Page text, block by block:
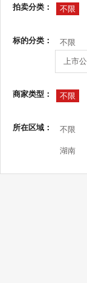
拍卖分类： 不限
标的分类： 不限
上市
商家类型： 不限
所在区域： 不限
湖南